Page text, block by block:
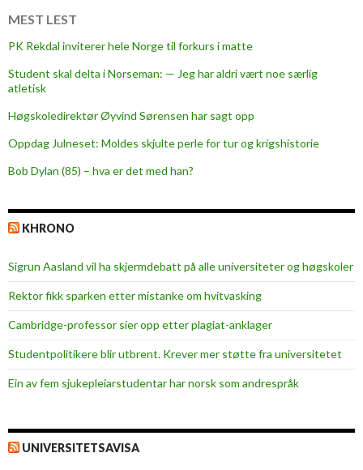
ø
MEST LEST
PK Rekdal inviterer hele Norge til forkurs i matte
Student skal delta i Norseman: — Jeg har aldri vært noe særlig
atletisk
Høgskoledirektør Øyvind Sørensen har sagt opp
Oppdag Julneset: Moldes skjulte perle for tur og krigshistorie
Bob Dylan (85) – hva er det med han?
KHRONO
Sigrun Aasland vil ha skjerm­debatt på alle universiteter og høgskoler
Rektor fikk sparken etter mistanke om hvitvasking
Cambridge-professor sier opp etter plagiat-anklager
Studentpolitikere blir utbrent. Krever mer støtte fra universitetet
Ein av fem sjukepleiar­studentar har norsk som andrespråk
UNIVERSITETSAVISA